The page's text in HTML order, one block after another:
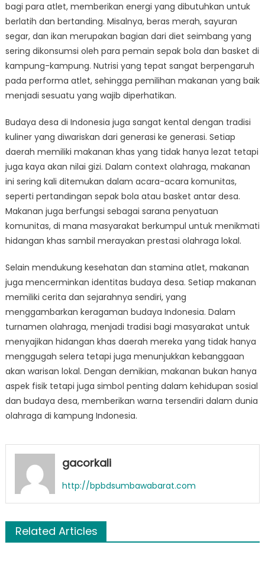
bagi para atlet, memberikan energi yang dibutuhkan untuk
berlatih dan bertanding. Misalnya, beras merah, sayuran
segar, dan ikan merupakan bagian dari diet seimbang yang
sering dikonsumsi oleh para pemain sepak bola dan basket di
kampung-kampung. Nutrisi yang tepat sangat berpengaruh
pada performa atlet, sehingga pemilihan makanan yang baik
menjadi sesuatu yang wajib diperhatikan.
Budaya desa di Indonesia juga sangat kental dengan tradisi
kuliner yang diwariskan dari generasi ke generasi. Setiap
daerah memiliki makanan khas yang tidak hanya lezat tetapi
juga kaya akan nilai gizi. Dalam context olahraga, makanan
ini sering kali ditemukan dalam acara-acara komunitas,
seperti pertandingan sepak bola atau basket antar desa.
Makanan juga berfungsi sebagai sarana penyatuan
komunitas, di mana masyarakat berkumpul untuk menikmati
hidangan khas sambil merayakan prestasi olahraga lokal.
Selain mendukung kesehatan dan stamina atlet, makanan
juga mencerminkan identitas budaya desa. Setiap makanan
memiliki cerita dan sejarahnya sendiri, yang
menggambarkan keragaman budaya Indonesia. Dalam
turnamen olahraga, menjadi tradisi bagi masyarakat untuk
menyajikan hidangan khas daerah mereka yang tidak hanya
menggugah selera tetapi juga menunjukkan kebanggaan
akan warisan lokal. Dengan demikian, makanan bukan hanya
aspek fisik tetapi juga simbol penting dalam kehidupan sosial
dan budaya desa, memberikan warna tersendiri dalam dunia
olahraga di kampung Indonesia.
gacorkali
http://bpbdsumbawabarat.com
Related Articles